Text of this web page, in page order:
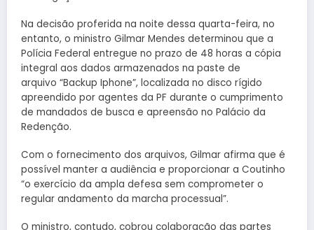
Na decisão proferida na noite dessa quarta-feira, no
entanto, o ministro Gilmar Mendes determinou que a
Polícia Federal entregue no prazo de 48 horas a cópia
integral aos dados armazenados na paste de
arquivo “Backup Iphone”, localizada no disco rígido
apreendido por agentes da PF durante o cumprimento
de mandados de busca e apreensão no Palácio da
Redenção.
Com o fornecimento dos arquivos, Gilmar afirma que é
possível manter a audiência e proporcionar a Coutinho
“o exercício da ampla defesa sem comprometer o
regular andamento da marcha processual”.
O ministro, contudo, cobrou colaboração das partes